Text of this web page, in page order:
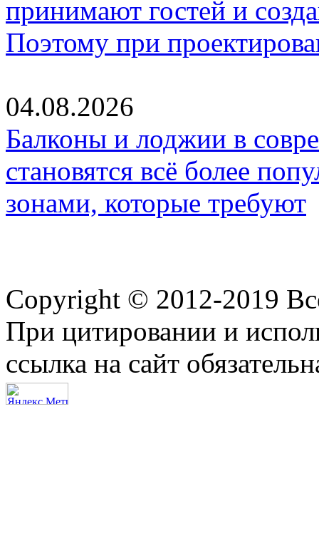
принимают гостей и
Поэтому при
04.08.2026
Балконы и лоджии в
становятся всё более
зонами, которые требуют
Copyright © 2012-2019
При цитировании и
ссылка на сайт